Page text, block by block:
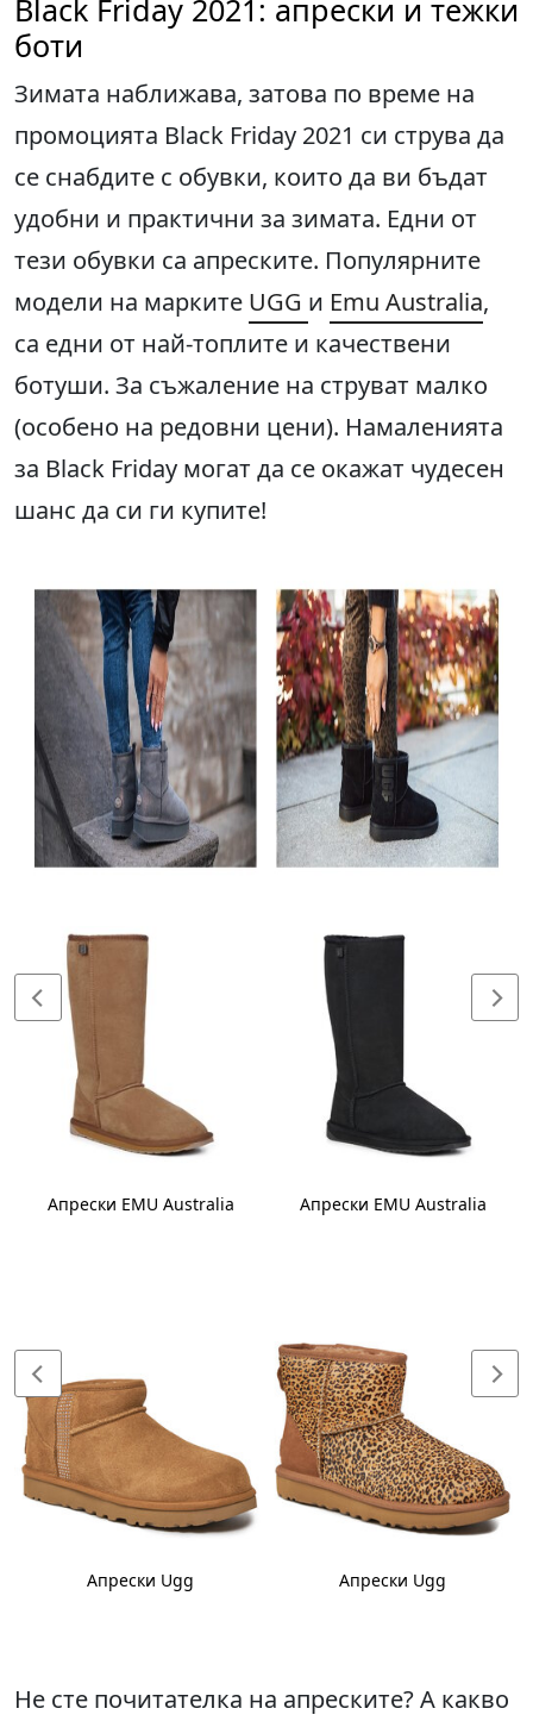
Black Friday 2021: апрески и тежки
боти
Зимата наближава, затова по време на
промоцията Black Friday 2021 си струва да
се снабдите с обувки, които да ви бъдат
удобни и практични за зимата. Едни от
тези обувки са апреските. Популярните
модели на марките UGG и Emu Australia,
са едни от най-топлите и качествени
ботуши. За съжаление на струват малко
(особено на редовни цени). Намаленията
за Black Friday могат да се окажат чудесен
шанс да си ги купите!
Апрески EMU Australia Апрески EMU Australia
Апрески Ugg Апрески Ugg
Не сте почитателка на апреските? А какво